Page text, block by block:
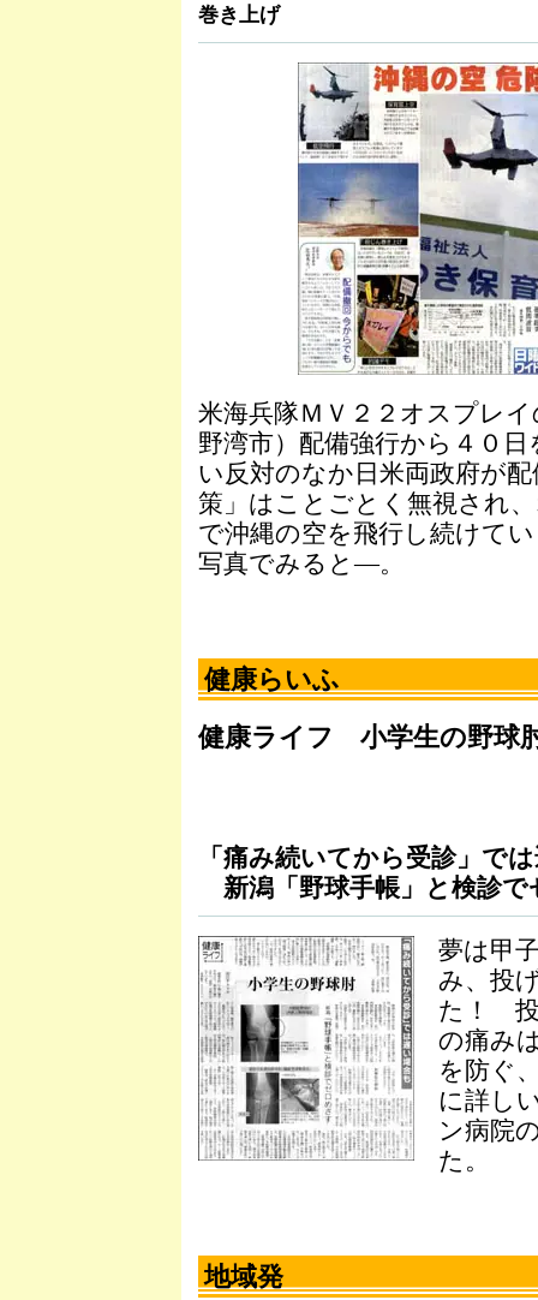
巻き上げ
米海兵隊ＭＶ２２オスプレ
野湾市）配備強行から４０
い反対のなか日米両政府が
策」はことごとく無視され
で沖縄の空を飛行し続けて
写真でみると―。
健康らいふ
健康ライフ 小学生の野球
「痛み続いてから受診」で
新潟「野球手帳」と検診で
夢は甲
み、投
た！ 投
の痛み
を防ぐ
に詳し
ン病院
た。
地域発